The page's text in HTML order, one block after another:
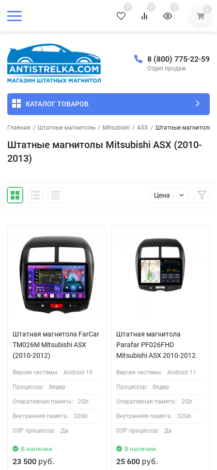
0 0 0 0
8 (800) 775-22-59
Отдел продаж
КАТАЛОГ ТОВАРОВ
Главная / Штатные магнитолы / Mitsubishi / ASX / Штатные магнитолы
Штатные магнитолы Mitsubishi ASX (2010-
2013)
Цена
Штатная магнитола FarCar
TM026M Mitsubishi ASX
(2010-2012)
Версия системы: Android 10
Процессор: 8ядер
Оперативная память: 2Gb
Внутренняя память: 32Gb
DSP процессор: Да
В наличии
23 500 руб.
Штатная магнитола
Parafar PF026FHD
Mitsubishi ASX 2010-2012
Версия системы: Android 11
Процессор: 8ядер
Оперативная память: 2Gb
Внутренняя память: 32Gb
DSP процессор: Да
В наличии
25 600 руб.